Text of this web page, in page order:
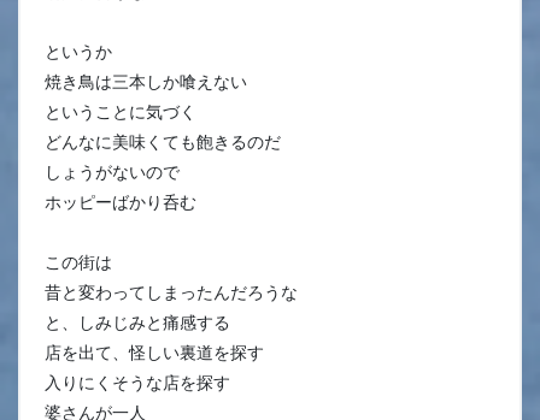
というか
焼き鳥は三本しか喰えない
ということに気づく
どんなに美味くても飽きるのだ
しょうがないので
ホッピーばかり呑む
この街は
昔と変わってしまったんだろうな
と、しみじみと痛感する
店を出て、怪しい裏道を探す
入りにくそうな店を探す
婆さんが一人